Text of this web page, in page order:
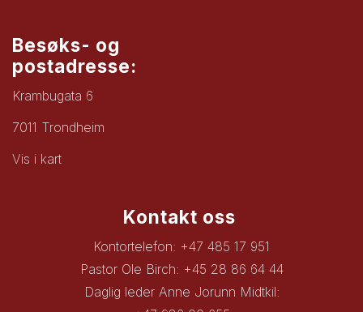
Besøks- og
postadresse:
Krambugata 6
7011 Trondheim
Vis i kart
Kontakt oss
Kontortelefon: +47 485 17 951
Pastor Ole Birch: +45 28 86 64 44
Daglig leder Anne Jorunn Midtkil: